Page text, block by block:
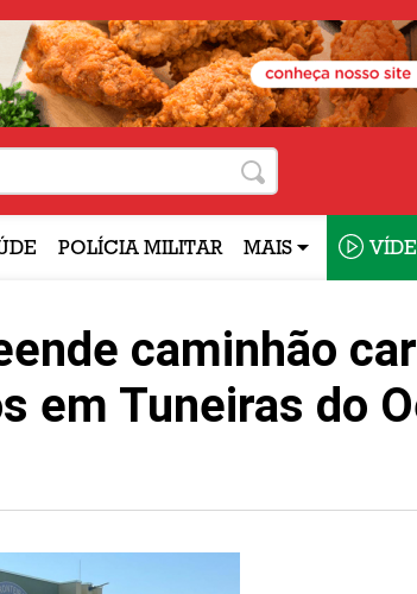
POLÍCIA MILITAR MAIS
caminhão
em Tuneiras do